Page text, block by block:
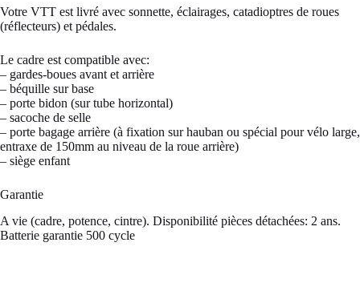
Votre VTT est livré avec sonnette, éclairages, catadioptres de roues
(réflecteurs) et pédales.
Le cadre est compatible avec:
– gardes-boues avant et arrière
– béquille sur base
– porte bidon (sur tube horizontal)
– sacoche de selle
– porte bagage arrière (à fixation sur hauban ou spécial pour vélo large,
entraxe de 150mm au niveau de la roue arrière)
– siège enfant
Garantie
A vie (cadre, potence, cintre). Disponibilité pièces détachées: 2 ans.
Batterie garantie 500 cycle